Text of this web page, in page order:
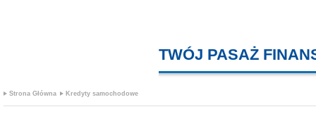
TWÓJ PASAŻ
Strona Główna Kredyty samochodowe